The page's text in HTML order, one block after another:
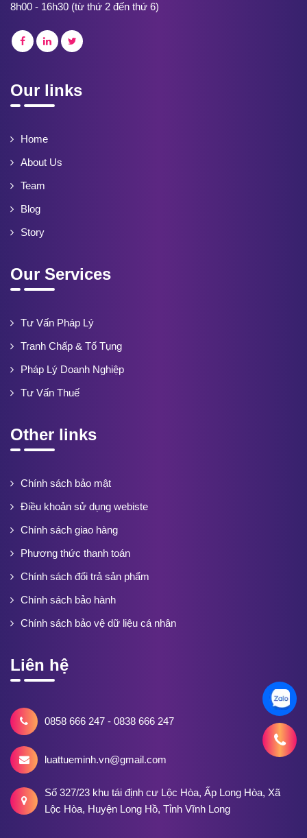
8h00 - 16h30 (từ thứ 2 đến thứ 6)
Our links
Home
About Us
Team
Blog
Story
Our Services
Tư Vấn Pháp Lý
Tranh Chấp & Tố Tụng
Pháp Lý Doanh Nghiệp
Tư Vấn Thuế
Other links
Chính sách bảo mật
Điều khoản sử dụng webiste
Chính sách giao hàng
Phương thức thanh toán
Chính sách đổi trả sản phẩm
Chính sách bảo hành
Chính sách bảo vệ dữ liệu cá nhân
Liên hệ
0858 666 247 - 0838 666 247
luattueminh.vn@gmail.com
Số 327/23 khu tái định cư Lộc Hòa, Ấp Long Hòa, Xã
Lộc Hòa, Huyện Long Hồ, Tỉnh Vĩnh Long